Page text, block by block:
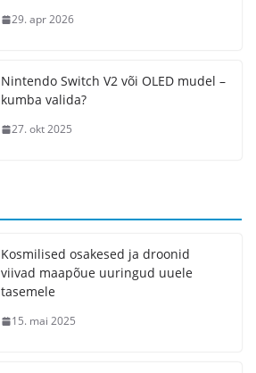
29. apr 2026
Nintendo Switch V2 või OLED mudel –
kumba valida?
27. okt 2025
Kosmilised osakesed ja droonid
viivad maapõue uuringud uuele
tasemele
15. mai 2025